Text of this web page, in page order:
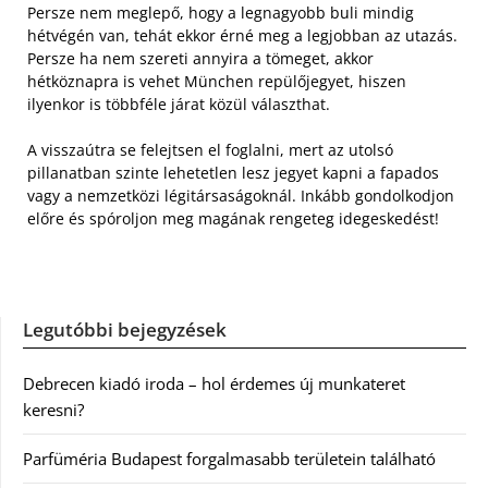
Persze nem meglepő, hogy a legnagyobb buli mindig
hétvégén van, tehát ekkor érné meg a legjobban az utazás.
Persze ha nem szereti annyira a tömeget, akkor
hétköznapra is vehet München repülőjegyet, hiszen
ilyenkor is többféle járat közül választhat.
A visszaútra se felejtsen el foglalni, mert az utolsó
pillanatban szinte lehetetlen lesz jegyet kapni a fapados
vagy a nemzetközi légitársaságoknál. Inkább gondolkodjon
előre és spóroljon meg magának rengeteg idegeskedést!
Legutóbbi bejegyzések
Debrecen kiadó iroda – hol érdemes új munkateret
keresni?
Parfüméria Budapest forgalmasabb területein található